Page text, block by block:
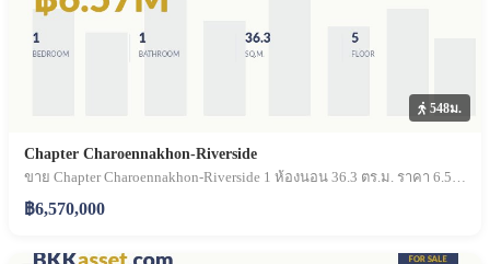
548ม.
Chapter Charoennakhon-Riverside
ขาย Chapter Charoennakhon-Riverside 1 ห้องนอน 36.3 ตร.ม. ราคา 6.57 ล้านบาท
฿6,570,000